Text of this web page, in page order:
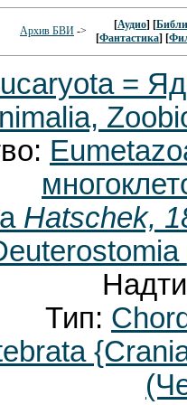
Архив БВИ -> [Аудио] [
[Фантастика] [
=
Hatschek,
Тип: